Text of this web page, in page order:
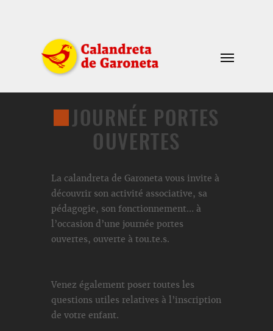
JOURNÉE PORTES
OUVERTES
La calandreta de Garoneta vous invite à
découvrir son activité associative, sa
pédagogie, son fonctionnement… à
l’occasion d’une journée portes
ouvertes, ouverte à tou.te.s.
Venez également poser toutes les
questions utiles relatives à l’inscription
de votre enfant.